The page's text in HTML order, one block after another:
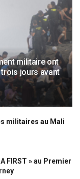
militaire ont
jours avant
militaires au Mali
FIRST » au Premier